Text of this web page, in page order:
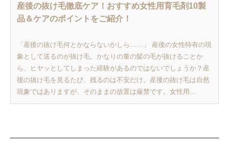
産後の抜け毛徹底ケア！おすすめ女性用育毛剤10製
品＆ケアのポイントをご紹介！
「産後の抜け毛何とかならないかしら……」 産後の女性特有の現
象として送るのが抜け毛。かなりの量の髪の毛が抜けることか
ら、ヒヤッとしてしまった経験があるのではないでしょうか？産
後の抜け毛を見るたび、残るのは不安だけ。産後の抜け毛は自然
現象ではありますが、そのままの放置は厳禁です。女性用...